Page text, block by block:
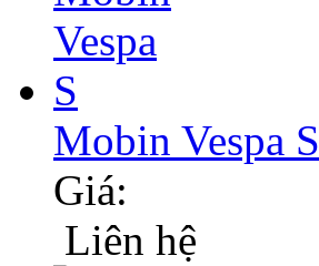
Mobin Vespa S
Giá:
Liên hệ